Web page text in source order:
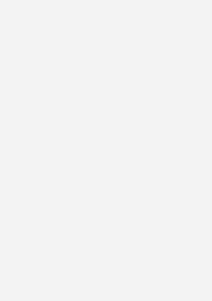
sichere Vernetzung unter anderem
Bus sowie ISO 15118. Dies ermöglicht
dem Stromnetz und E-Autos.
von